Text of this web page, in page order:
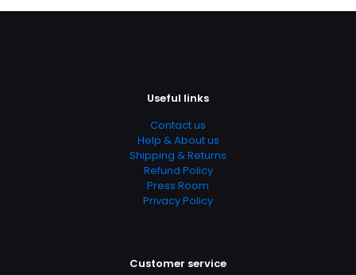
Useful links
Contact us
Help & About us
Shipping & Returns
Refund Policy
Press Room
Privacy Policy
Customer service